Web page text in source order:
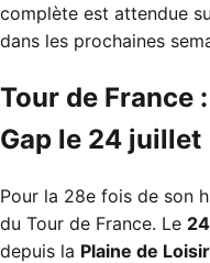
complète est attendue
dans les prochaines
Tour de France
Gap le 24 juillet
Pour la 28e fois de son
du Tour de France. Le
depuis la Plaine de